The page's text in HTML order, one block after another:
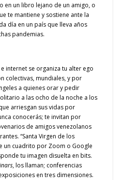
en un libro lejano de un amigo, o
te mantiene y sostiene ante la
día en un país que lleva años
pandemias.
internet se organiza tu alter ego
colectivas, mundiales, y por
a quienes orar y pedir
a las ocho de la noche a los
arriesgan sus vidas por
conocerás; te invitan por
de amigos venezolanos
“Santa Virgen de los
un cuadrito por Zoom o Google
tu imagen disuelta en bits.
, los llaman; conferencias
en tres dimensiones.